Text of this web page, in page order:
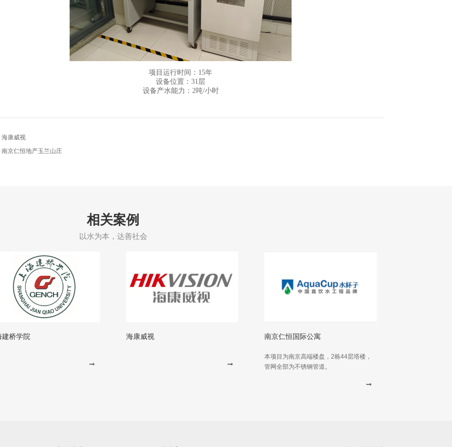
项目运行时间：15年
设备位置：31层
设备产水能力：2吨/小时
海康威视
南京仁恒地产玉兰山庄
相关案例
以水为本，达善社会
建桥学院 海康威视 南京仁恒国际公寓
本项目为南京高端楼盘，2栋44层塔楼，
管网全部为不锈钢管道。